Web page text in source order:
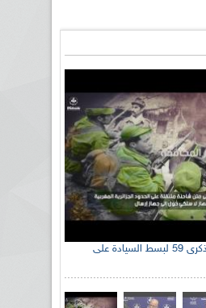
الإذاعة الجزائرية تحي الذكرى 59 لبسط السيادة على